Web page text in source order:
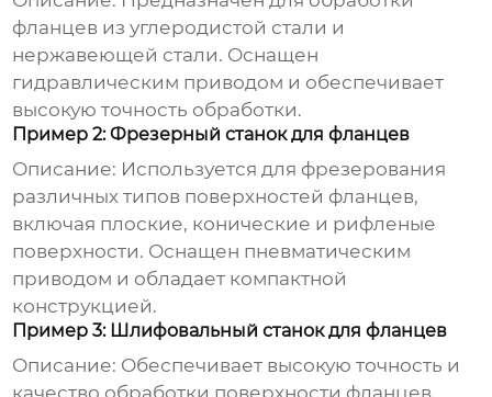
фланцев из углеродистой стали и
нержавеющей стали. Оснащен
гидравлическим приводом и обеспечивает
высокую точность обработки.
Пример 2: Фрезерный станок для фланцев
Описание: Используется для фрезерования
различных типов поверхностей фланцев,
включая плоские, конические и рифленые
поверхности. Оснащен пневматическим
приводом и обладает компактной
конструкцией.
Пример 3: Шлифовальный станок для фланцев
Описание: Обеспечивает высокую точность и